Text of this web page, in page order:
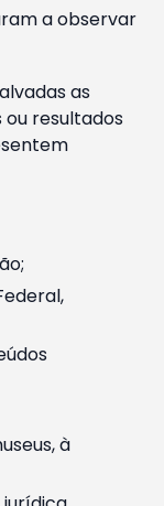
a observar
as
resultados
à